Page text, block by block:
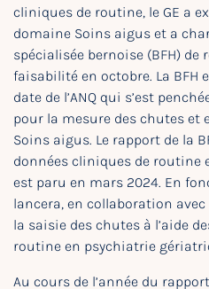
cliniques de routine, le GE a
domaine Soins aigus et a
spécialisée bernoise (BFH) de
faisabilité en octobre. La BFH
date de l’ANQ qui s’est
pour la mesure des chutes et
Soins aigus. Le rapport de la
données cliniques de routine
est paru en mars 2024. En
lancera, en collaboration
la saisie des chutes à l’aide
routine en psychiatrie
Au cours de l’année du